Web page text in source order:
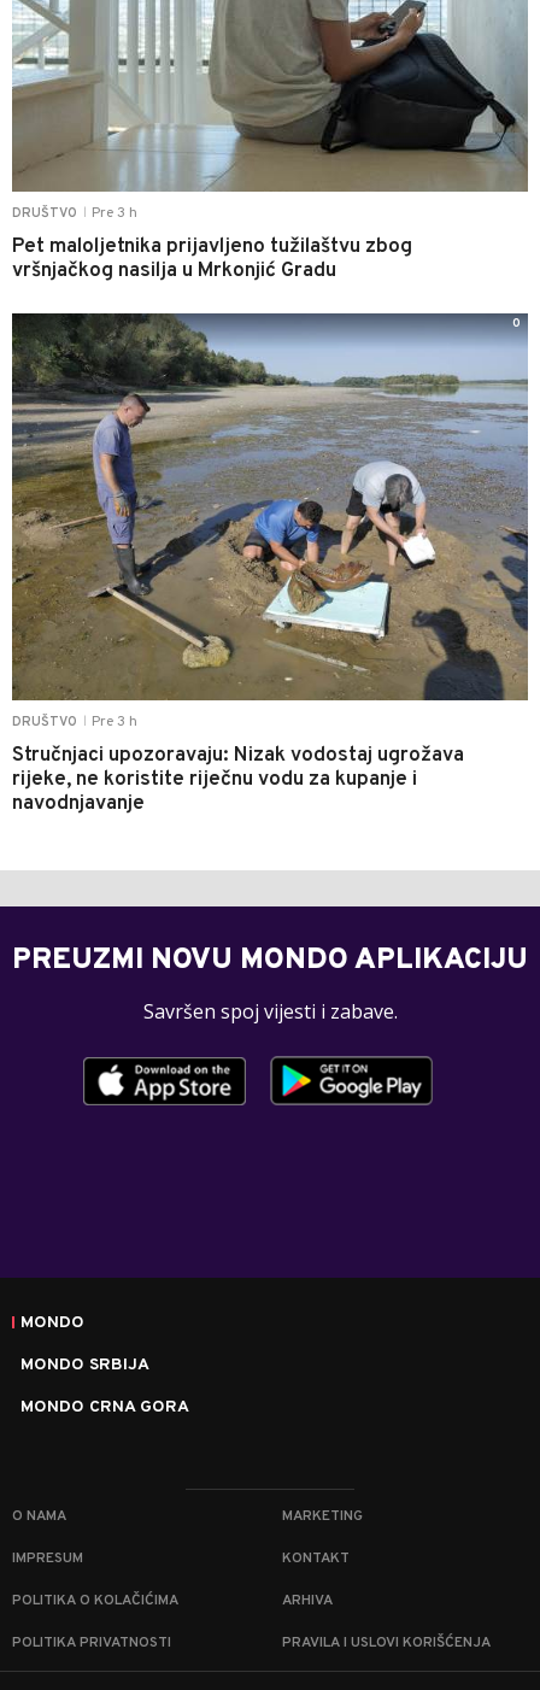
DRUŠTVO Pre 3 h
Pet maloljetnika prijavljeno tužilaštvu zbog
vršnjačkog nasilja u Mrkonjić Gradu
DRUŠTVO Pre 3 h
Stručnjaci upozoravaju: Nizak vodostaj ugrožava
rijeke, ne koristite riječnu vodu za kupanje i
navodnjavanje
0
PREUZMI NOVU MONDO APLIKACIJU
Savršen spoj vijesti i zabave.
MONDO
MONDO SRBIJA
MONDO CRNA GORA
O NAMA MARKETING
IMPRESUM KONTAKT
POLITIKA O KOLAČIĆIMA ARHIVA
POLITIKA PRIVATNOSTI PRAVILA I USLOVI KORIŠĆENJA